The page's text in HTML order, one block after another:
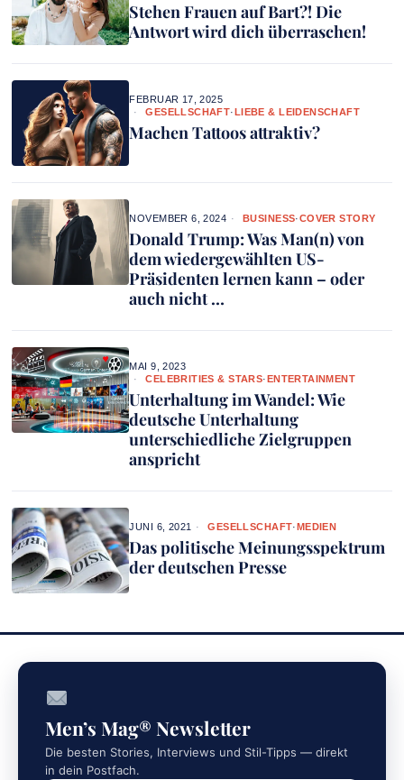
Stehen Frauen auf Bart?! Die
Antwort wird dich überraschen!
Machen Tattoos attraktiv?
FEBRUAR 17, 2025
GESELLSCHAFT·LIEBE & LEIDENSCHAFT
Donald Trump: Was Man(n) von
dem wiedergewählten US-
Präsidenten lernen kann – oder
auch nicht …
NOVEMBER 6, 2024 BUSINESS·COVER STORY
Unterhaltung im Wandel: Wie
deutsche Unterhaltung
unterschiedliche Zielgruppen
anspricht
MAI 9, 2023
CELEBRITIES & STARS·ENTERTAINMENT
Das politische Meinungsspektrum
der deutschen Presse
JUNI 6, 2021 GESELLSCHAFT·MEDIEN
Men’s Mag® Newsletter
Die besten Stories, Interviews und Stil-Tipps — direkt
in dein Postfach.